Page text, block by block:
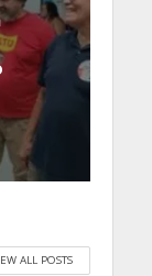
ALL POSTS